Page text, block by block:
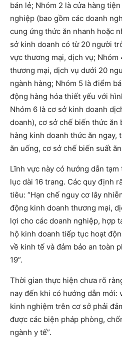
bán lẻ; Nhóm 2 là cửa hàng
nghiệp (bao gồm các doanh
cung ứng thức ăn nhanh hoặc
sở kinh doanh có từ 20 người
vực thương mại, dịch vụ; Nhóm
thương mại, dịch vụ dưới 20
ngành hàng; Nhóm 5 là điểm
động hàng hóa thiết yếu với
Nhóm 6 là cơ sở kinh doanh
doanh), cơ sở chế biến thức ăn
hàng kinh doanh thức ăn ngay,
ăn uống, cơ sở chế biến suất
Lĩnh vực này có hướng dẫn
lục dài 16 trang. Các quy định
tiêu: “Hạn chế nguy cơ lây
động kinh doanh thương mại,
lợi cho các doanh nghiệp, hợp
hộ kinh doanh tiếp tục hoạt
về kinh tế và đảm bảo an toàn
19”.
Thời gian thực hiện chưa rõ
nay đến khi có hướng dẫn mới:
kinh nghiệm trên cơ sở phải
được các biện pháp phòng,
ngành y tế”.